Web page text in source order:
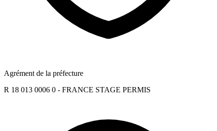
Agrément de la préfecture
R 18 013 0006 0 - FRANCE STAGE PERMIS